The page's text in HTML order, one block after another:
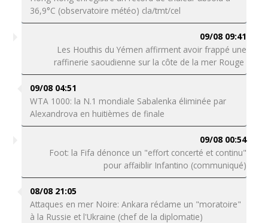
36,9°C (observatoire météo) cla/tmt/cel
09/08 09:41
Les Houthis du Yémen affirment avoir frappé une
raffinerie saoudienne sur la côte de la mer Rouge
09/08 04:51
WTA 1000: la N.1 mondiale Sabalenka éliminée par
Alexandrova en huitièmes de finale
09/08 00:54
Foot: la Fifa dénonce un "effort concerté et continu"
pour affaiblir Infantino (communiqué)
08/08 21:05
Attaques en mer Noire: Ankara réclame un "moratoire"
à la Russie et l'Ukraine (chef de la diplomatie)